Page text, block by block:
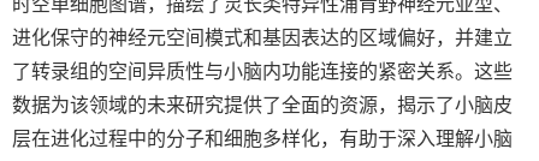
时空单细胞图谱，描绘了灵长类特异性浦肯野神经元亚型、
进化保守的神经元空间模式和基因表达的区域偏好，并建立
了转录组的空间异质性与小脑内功能连接的紧密关系。这些
数据为该领域的未来研究提供了全面的资源，揭示了小脑皮
层在进化过程中的分子和细胞多样化，有助于深入理解小脑